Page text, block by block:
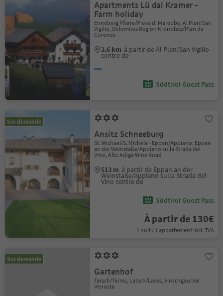
Apartments Lü dal Kramer -
Farm holiday
Enneberg Pfarre/Pieve di Marebbe, Al Plan/San
Vigilio, Dolomites Region Kronplatz/Plan de
Corones
2.6 km à partir de Al Plan/San Vigilio
centre de
Südtirol Guest Pass
Sur demande
Ansitz Schneeburg
St. Michael/S. Michele - Eppan/Appiano, Eppan
an der Weinstaße/Appiano sulla Strada del
Vino, Alto Adige Wine Road
513 m à partir de Eppan an der
Weinstaße/Appiano sulla Strada del
Vino centre de
Südtirol Guest Pass
À partir de 130€
1 nuit / 1 appartement incl. TVA
Sur demande
Gartenhof
Tarsch/Tarres, Latsch/Laces, Vinschgau/Val
Venosta